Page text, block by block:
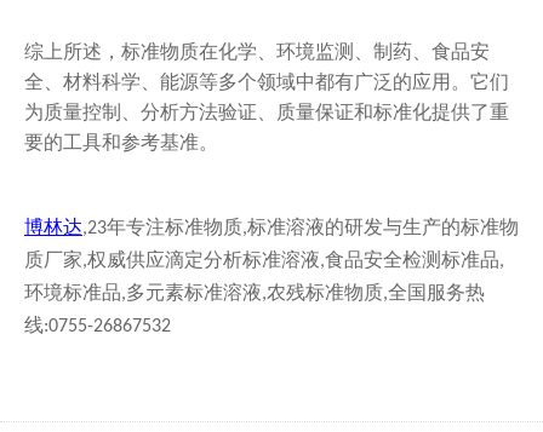
综上所述，标准物质在化学、环境监测、制药、食品安
全、材料科学、能源等多个领域中都有广泛的应用。它们
为质量控制、分析方法验证、质量保证和标准化提供了重
要的工具和参考基准。
博林达,23年专注标准物质,标准溶液的研发与生产的标准物
质厂家,权威供应滴定分析标准溶液,食品安全检测标准品,
环境标准品,多元素标准溶液,农残标准物质,全国服务热
线:0755-26867532